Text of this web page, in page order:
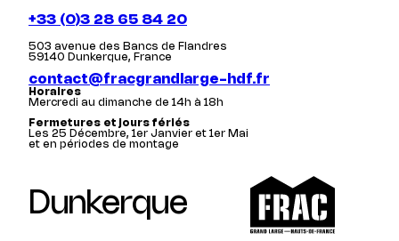
+33 (0)3 28 65 84 20
503 avenue des Bancs de Flandres
59140 Dunkerque, France
contact@fracgrandlarge-hdf.fr
Horaires
Mercredi au dimanche de 14h à 18h
Fermetures et jours fériés
Les 25 Décembre, 1er Janvier et 1er Mai
et en périodes de montage
Dunkerque